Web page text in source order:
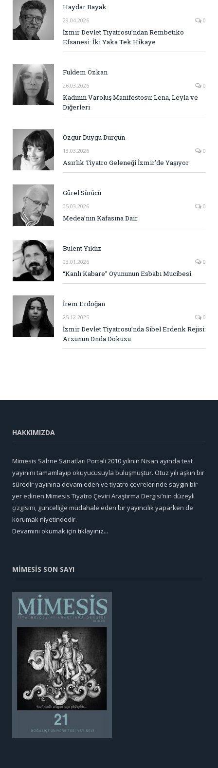
Haydar Bayak
29.04.2026 0
İzmir Devlet Tiyatrosu’ndan Rembetiko
Efsanesi: İki Yaka Tek Hikaye
Fuldem Özkan
26.03.2026 0
Kadının Varoluş Manifestosu: Lena, Leyla ve
Diğerleri
Özgür Duygu Durgun
13.03.2026 0
Asırlık Tiyatro Geleneği İzmir’de Yaşıyor
Gürel Sürücü
05.03.2026 0
Medea’nın Kafasına Dair
Bülent Yıldız
03.01.2026 0
“Kanlı Kabare” Oyununun Esbabı Mucibesi
İrem Erdoğan
25.12.2025 0
İzmir Devlet Tiyatrosu’nda Sibel Erdenk Rejisi:
Arzunun Onda Dokuzu
HAKKIMIZDA
Mimesis Sahne Sanatları Portali 2010 yılının Nisan ayında test
yayınını tamamlayıp okuyucusuyla buluşmuştur. Otuz yılı aşkın bir
süredir yayınına devam eden ve tiyatro çevrelerinde saygın bir
yer edinen Mimesis Tiyatro Çeviri Araştırma Dergisi’nin düzeyli
çizgisini, güncelliğe müdahale eden bir yayıncılık yaparken de
korumak niyetindedir.
Devamını okumak için tıklayınız...
MİMESİS SON SAYI